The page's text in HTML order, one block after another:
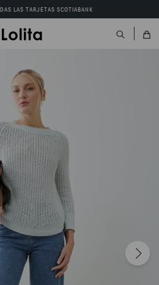
LAS TARJETAS SCOTIABANK